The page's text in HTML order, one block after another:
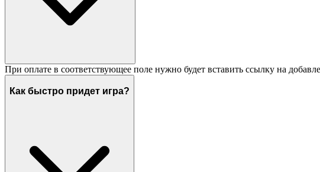
При оплате в соответствующее поле нужно будет вставить ссылку на
Как быстро придет игра?